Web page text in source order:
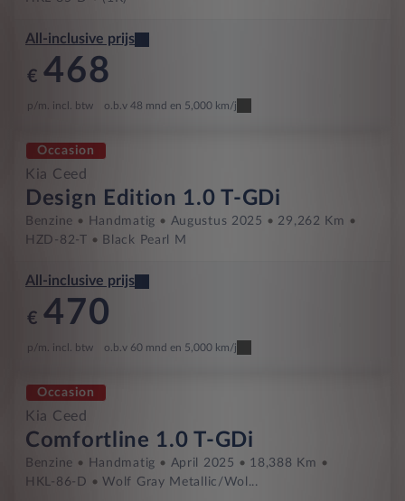
All-inclusive prijs
€ 468
p/m. incl. btw o.b.v 48 mnd en 5,000 km/j
Occasion
Kia Ceed
Design Edition 1.0 T-GDi
Benzine Handmatig Augustus 2025
29,262 Km
HZD-82-T
Black Pearl M
All-inclusive prijs
€ 470
p/m. incl. btw o.b.v 60 mnd en 5,000 km/j
Occasion
Kia Ceed
Comfortline 1.0 T-GDi
Benzine Handmatig April 2025
18,388 Km
HKL-86-D
Wolf Gray Metallic/Wol...